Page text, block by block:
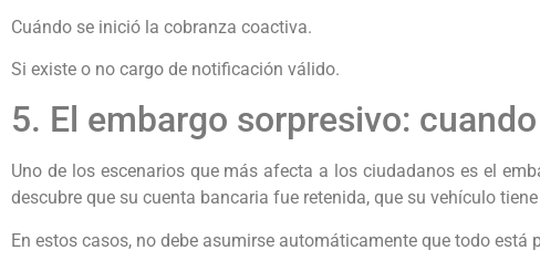
Cuándo se inició la cobranza coactiva.
Si existe o no cargo de notificación válido.
5. El embargo sorpresivo:
Uno de los escenarios que más afecta a los ciudadanos es el
descubre que su cuenta bancaria fue retenida, que su vehículo
En estos casos, no debe asumirse automáticamente que todo